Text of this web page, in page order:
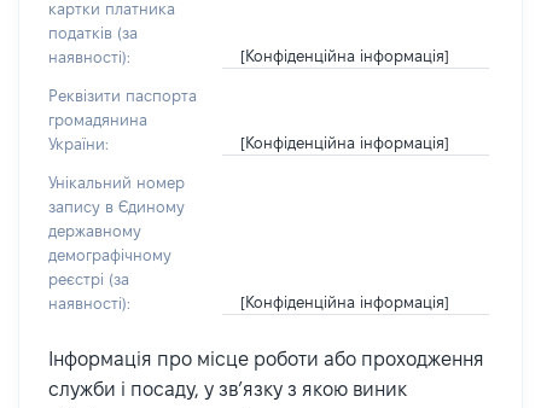
картки платника
податків (за
наявності):
[Конфіденційна інформація]
Реквізити паспорта
громадянина
України:
[Конфіденційна інформація]
Унікальний номер
запису в Єдиному
державному
демографічному
реєстрі (за
наявності):
[Конфіденційна інформація]
Інформація про місце роботи або проходження
служби і посаду, у зв’язку з якою виник